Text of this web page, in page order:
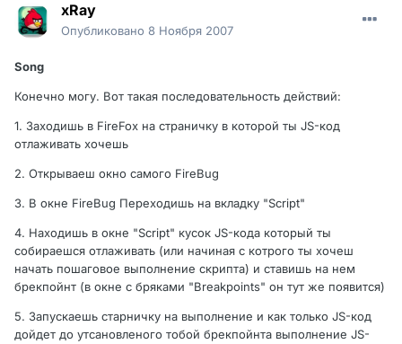
xRay
Опубликовано 8 Ноября 2007
Song
Конечно могу. Вот такая последовательность действий:
1. Заходишь в FireFox на страничку в которой ты JS-код
отлаживать хочешь
2. Открываеш окно самого FireBug
3. В окне FireBug Переходишь на вкладку "Script"
4. Находишь в окне "Script" кусок JS-кода который ты
собираешся отлаживать (или начиная с котрого ты хочеш
начать пошаговое выполнение скрипта) и ставишь на нем
брекпойнт (в окне с бряками "Breakpoints" он тут же появится)
5. Запускаешь старничку на выполнение и как только JS-код
дойдет до утсановленого тобой брекпойнта выполнение JS-